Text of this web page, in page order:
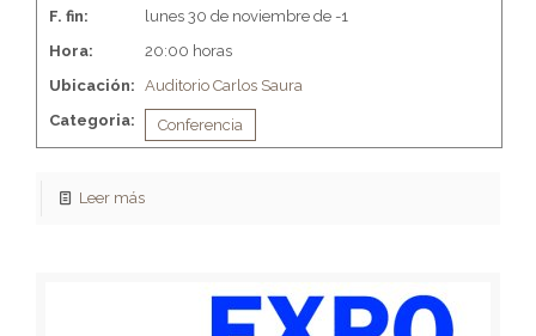
F. fin:
lunes 30 de noviembre de -1
Hora:
20:00 horas
Ubicación: Auditorio Carlos Saura
Categoria:
Conferencia
Leer más